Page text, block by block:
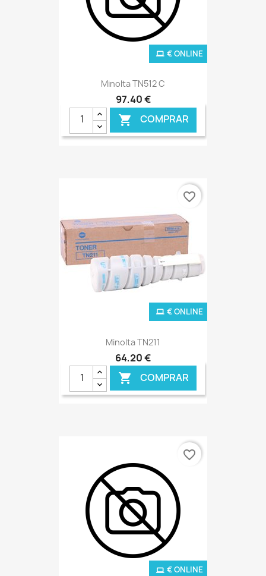
Minolta TN512 C
97,40 €
 COMPRAR
€ ONLINE
Minolta TN211
64,20 €
 COMPRAR
€ ONLINE
favorite_border
€ ONLINE
favorite_border